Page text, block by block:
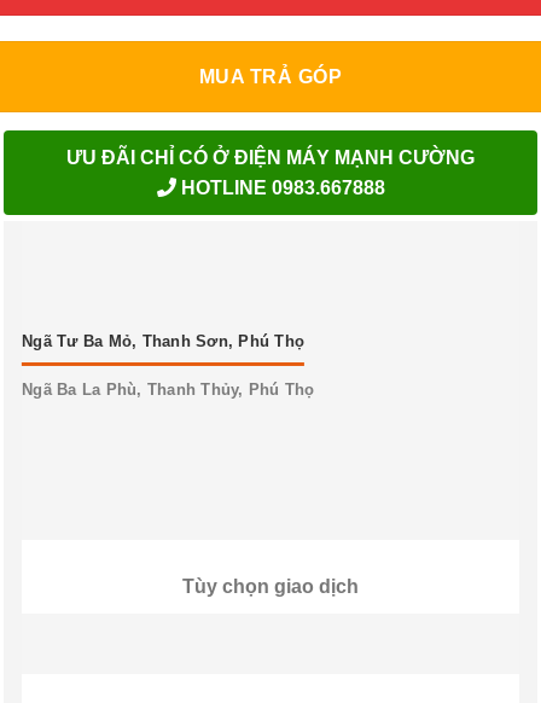
MUA TRẢ GÓP
ƯU ĐÃI CHỈ CÓ Ở ĐIỆN MÁY MẠNH CƯỜNG
HOTLINE 0983.667888
Ngã Tư Ba Mỏ, Thanh Sơn, Phú Thọ
Ngã Ba La Phù, Thanh Thủy, Phú Thọ
Tùy chọn giao dịch